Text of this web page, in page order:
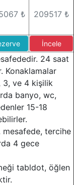
₺ 209517 ₺
İncele
24 saat
Konaklamalar
3, ve 4 kişilik
banyo, wc,
15-18
tercihe
4 gece
tabldot, öğlen